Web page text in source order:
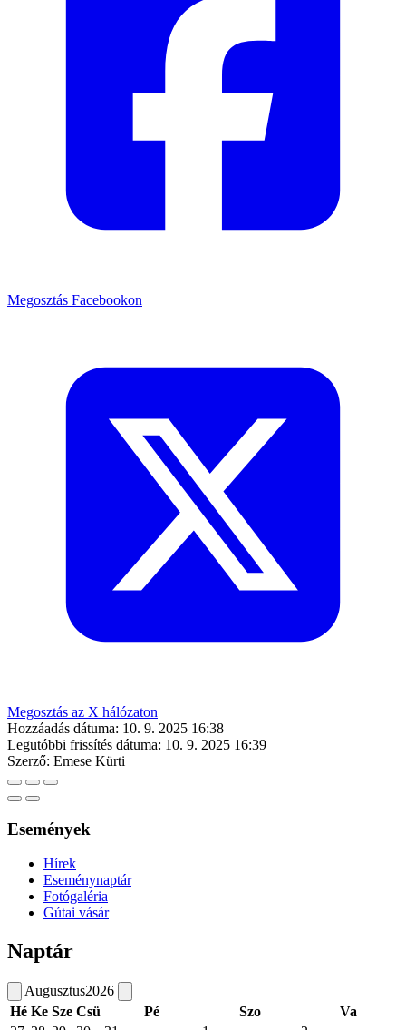
Megosztás Facebookon
Megosztás az X hálózaton
Hozzáadás dátuma: 10. 9. 2025 16:38
Legutóbbi frissítés dátuma: 10. 9. 2025 16:39
Szerző: Emese Kürti
Események
Hírek
Eseménynaptár
Fotógaléria
Gútai vásár
Naptár
Augusztus2026
Hé Ke Sze Csü Pé Szo
Va